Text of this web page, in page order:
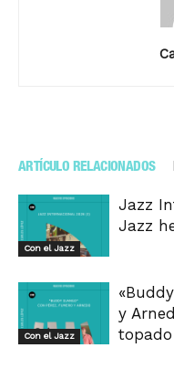
ARTÍCULO RELACIONADOS
Con el Jazz
Jazz
Jazz
Con el Jazz
y
topado